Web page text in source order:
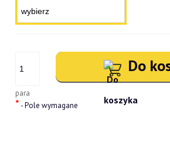
para
Do
* - Pole wymagane